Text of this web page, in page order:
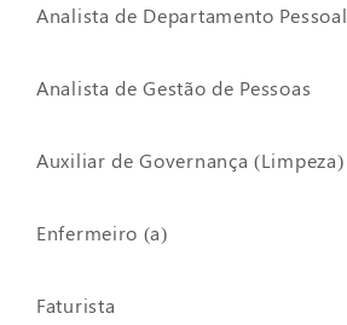
Analista de Departamento Pessoal
Analista de Gestão de Pessoas
Auxiliar de Governança (Limpeza)
Enfermeiro (a)
Faturista